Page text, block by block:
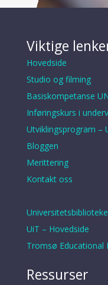
Viktige
Hovedside
Studio og filming
Basiskompetanse
Inføringskurs i
Utviklingsprogram –
Bloggen
Merittering
Kontakt oss
UiT – Hovedside
Tromsø Educational
Ressurser